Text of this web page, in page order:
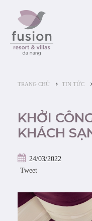
TRANG CHỦ TIN TỨC
KHỞI
KHÁCH
24/03/2022
Tweet